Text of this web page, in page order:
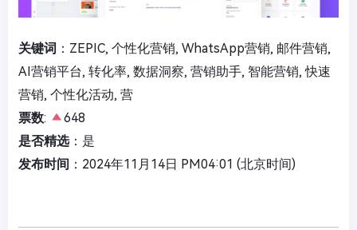
关键词 ：ZEPIC, 个性化营销, WhatsApp营销, 邮件营销,
AI营销平台, 转化率, 数据洞察, 营销助手, 智能营销, 快速
营销, 个性化活动, 营
票数:
648
是否精选：是
发布时间 ：2024年11月14日 PM04:01 (北京时间)